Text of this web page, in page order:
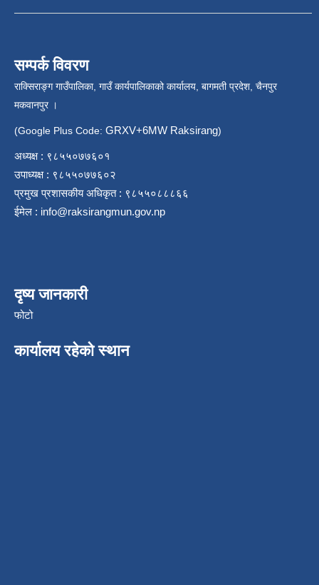
सम्पर्क विवरण
राक्सिराङ्ग गाउँपालिका, गाउँ कार्यपालिकाको कार्यालय, बागमती प्रदेश, चैनपुर
मकवानपुर ।
(Google Plus Code: GRXV+6MW Raksirang)
अध्यक्ष : ९८५५०७७६०१
उपाध्यक्ष : ९८५५०७७६०२
प्रमुख प्रशासकीय अधिकृत : ९८५५०८८८६६
ईमेल : info@raksirangmun.gov.np
दृष्य जानकारी
फोटो
कार्यालय रहेको स्थान